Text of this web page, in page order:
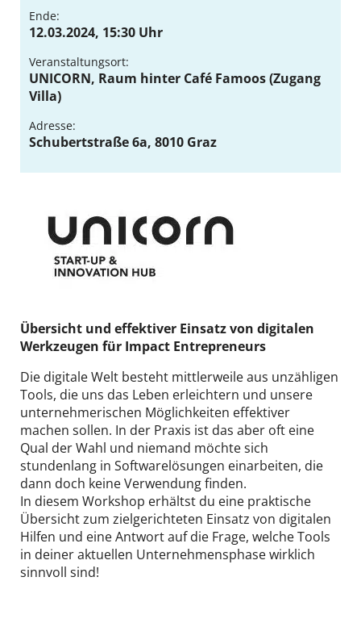
Ende:
12.03.2024, 15:30 Uhr
Veranstaltungsort:
UNICORN, Raum hinter Café Famoos (Zugang
Villa)
Adresse:
Schubertstraße 6a, 8010 Graz
Übersicht und effektiver Einsatz von digitalen
Werkzeugen für Impact Entrepreneurs
Die digitale Welt besteht mittlerweile aus unzähligen
Tools, die uns das Leben erleichtern und unsere
unternehmerischen Möglichkeiten effektiver
machen sollen. In der Praxis ist das aber oft eine
Qual der Wahl und niemand möchte sich
stundenlang in Softwarelösungen einarbeiten, die
dann doch keine Verwendung finden.
In diesem Workshop erhältst du eine praktische
Übersicht zum zielgerichteten Einsatz von digitalen
Hilfen und eine Antwort auf die Frage, welche Tools
in deiner aktuellen Unternehmensphase wirklich
sinnvoll sind!